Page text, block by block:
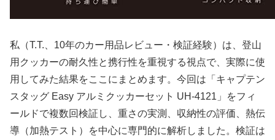
私（T.T.、10年のカー用品レビュー・検証経験）は、登山
用クッカーの耐久性と携行性を重視する視点で、実際に使
用してみた結果をここにまとめます。今回は「キャプテン
スタッグ Easy アルミクッカーセット UH-4121」をフィ
ールドで複数回検証し、重さの実測、収納性の評価、熱伝
導（加熱テスト）を中心に専門的に解析しました。検証は